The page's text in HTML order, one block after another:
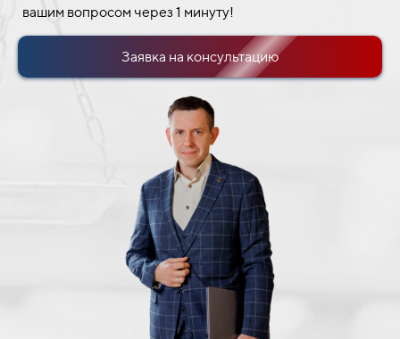
вашим вопросом через 1 минуту!
Заявка на консультацию